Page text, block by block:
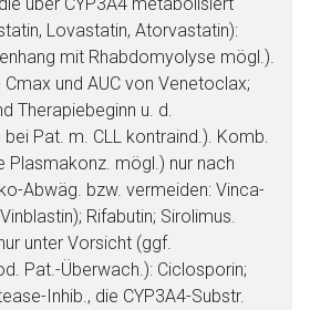
Lovastatin, Atorvastatin):
mit Rhabdomyolyse mögl.).
und AUC von Venetoclax;
Therapiebeginn u. d.
Pat. m. CLL kontraind.). Komb.
Plasmakonz. mögl.) nur nach
Abwäg. bzw. vermeiden: Vinca-
Rifabutin; Sirolimus.
unter Vorsicht (ggf.
Pat.-Überwach.): Ciclosporin;
Inhib., die CYP3A4-Substr.